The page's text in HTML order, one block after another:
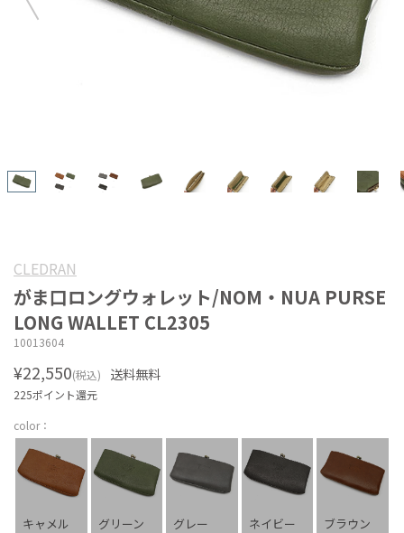
CLEDRAN
がま口ロングウォレット/NOM・NUA PURSE
LONG WALLET CL2305
10013604
¥22,550(税込) 送料無料
225ポイント還元
color：
キャメル グリーン グレー ネイビー ブラウン